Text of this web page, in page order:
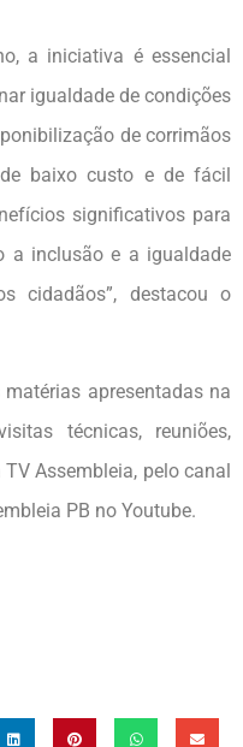
a iniciativa é essencial
igualdade de condições
de corrimãos
baixo custo e de fácil
significativos para
a inclusão e a igualdade
cidadãos”, destacou o
apresentadas na
técnicas, reuniões,
Assembleia, pelo canal
PB no Youtube.